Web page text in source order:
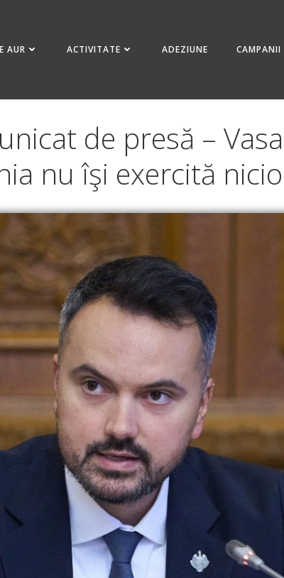
AUR ACTIVITATE ADEZIUNE CAMPANII
de presă –
nu îşi exercită